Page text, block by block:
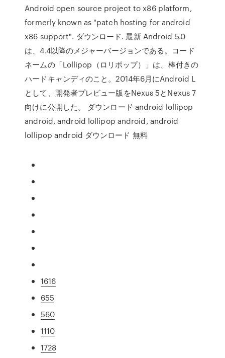
Android open source project to x86 platform,
formerly known as "patch hosting for android
x86 support". ダウンロード. 最新 Android 5.0
は、4.4以降のメジャーバージョンである。コード
ネームの「Lollipop（ロリポップ）」は、棒付きの
ハードキャンディのこと。2014年6月にAndroid L
として、開発者プレビュー版をNexus 5とNexus 7
向けに公開した。 ダウンロード android lollipop
android, android lollipop android, android
lollipop android ダウンロード 無料
1616
655
560
1110
1728